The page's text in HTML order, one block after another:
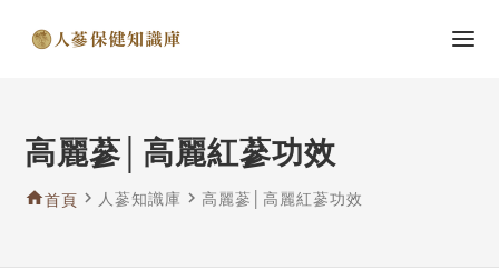
高麗蔘│高麗紅蔘功效
home首頁 navigate_next 人蔘知識庫 navigate_next 高麗蔘│高麗紅蔘功效